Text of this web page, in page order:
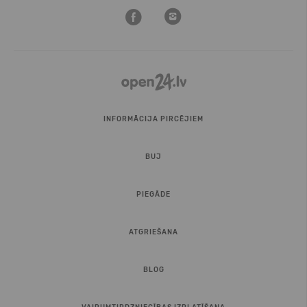
INFORMĀCIJA PIRCĒJIEM
BUJ
PIEGĀDE
ATGRIEŠANA
BLOG